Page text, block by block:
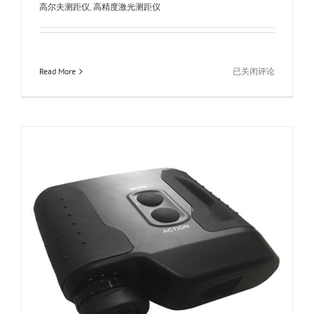
高尔夫测距仪, 高精度激光测距仪
Read More
ROLES
测
距
已关闭评论